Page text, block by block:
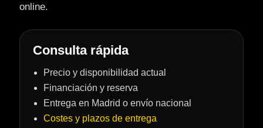
online.
Consulta rápida
Precio y disponibilidad actual
Financiación y reserva
Entrega en Madrid o envío nacional
Costes y plazos de entrega